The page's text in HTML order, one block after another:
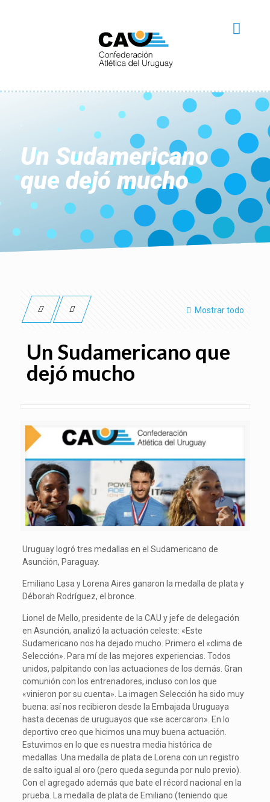
Un Sudamericano
que dejó mucho
Mostrar todo
Un Sudamericano que
dejó mucho
Uruguay logró tres medallas en el Sudamericano de
Asunción, Paraguay.
Emiliano Lasa y Lorena Aires ganaron la medalla de plata y
Déborah Rodríguez, el bronce.
Lionel de Mello, presidente de la CAU y jefe de delegación
en Asunción, analizó la actuación celeste: «Este
Sudamericano nos ha dejado mucho. Primero el «clima de
Selección». Para mí de las mejores experiencias. Todos
unidos, palpitando con las actuaciones de los demás. Gran
comunión con los entrenadores, incluso con los que
«vinieron por su cuenta». La imagen Selección ha sido muy
buena: así nos recibieron desde la Embajada Uruguaya
hasta decenas de uruguayos que «se acercaron». En lo
deportivo creo que hicimos una muy buena actuación.
Estuvimos en lo que es nuestra media histórica de
medallas. Una medalla de plata de Lorena con un registro
de salto igual al oro (pero queda segunda por nulo previo).
Con el agregado además que bate el récord nacional en la
prueba. La medalla de plata de Emiliano (teniendo que